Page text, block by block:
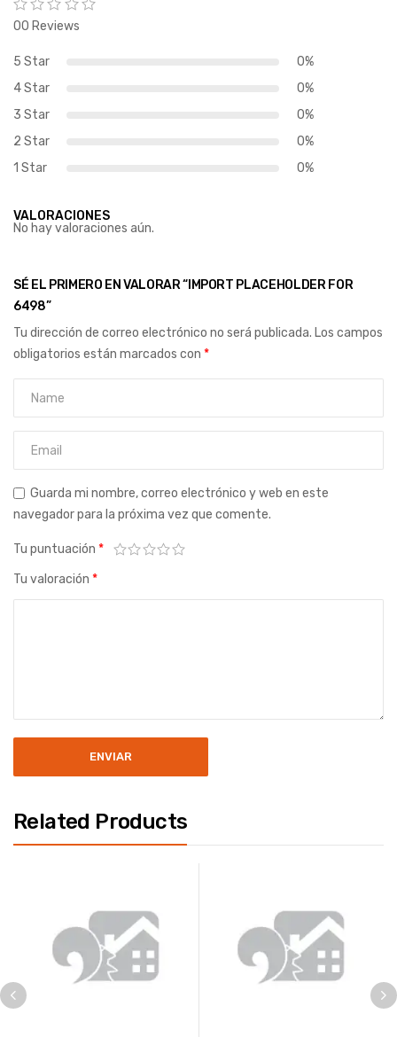
00 Reviews
5 Star
0%
4 Star
0%
3 Star
0%
2 Star
0%
1 Star
0%
VALORACIONES
No hay valoraciones aún.
SÉ EL PRIMERO EN VALORAR “IMPORT PLACEHOLDER FOR
6498”
Tu dirección de correo electrónico no será publicada. Los campos
obligatorios están marcados con *
Guarda mi nombre, correo electrónico y web en este
navegador para la próxima vez que comente.
Tu puntuación *
Tu valoración *
Related Products